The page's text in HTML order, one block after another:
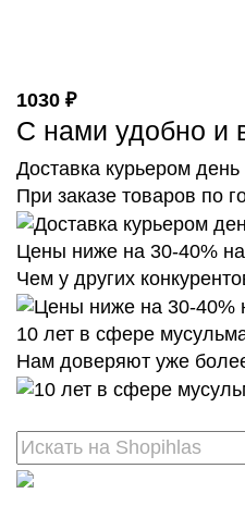
1030 ₽
С нами удобно и
Доставка курьером
При заказе товаров по
Цены ниже на 30-40%
Чем у других
10 лет в сфере
Нам доверяют уже